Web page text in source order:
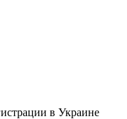
в Украине